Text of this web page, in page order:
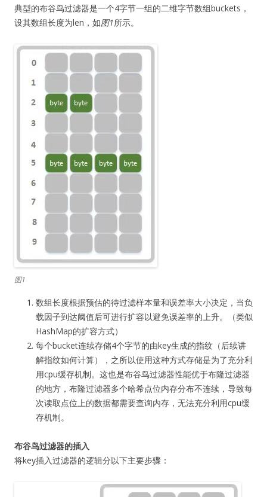
典型的布谷鸟过滤器是一个4字节一组的二维字节数组buckets，
设其数组长度为len，如图1所示。
图1
数组长度根据预估的待过滤样本量和误差率大小决定，当负
载因子到达阈值后可进行扩容以避免误差率的上升。（类似
HashMap的扩容方式）
每个bucket连续存储4个字节的由key生成的指纹（后续讲
解指纹如何计算），之所以使用这种方式存储是为了充分利
用cpu缓存机制。这也是布谷鸟过滤器性能优于布隆过滤器
的地方，布隆过滤器多个哈希点位内存分布不连续，导致每
次读取点位上的数据都需要查询内存，无法充分利用cpu缓
存机制。
布谷鸟过滤器的插入
将key插入过滤器的逻辑分以下主要步骤：